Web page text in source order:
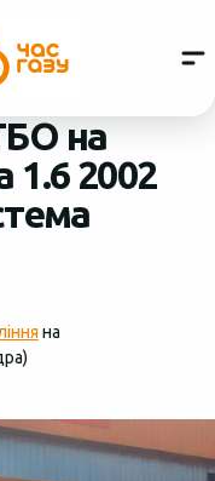
на
1.6 2002
на